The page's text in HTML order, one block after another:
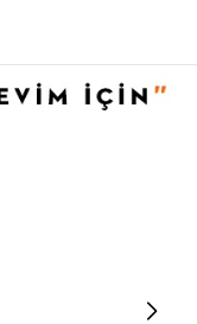
siparişler